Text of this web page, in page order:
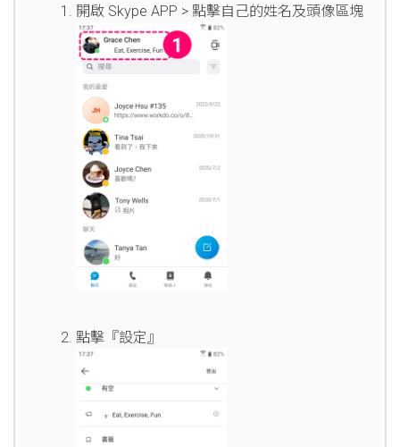
開啟 Skype APP > 點擊自己的姓名及頭像區塊
點擊『設定』